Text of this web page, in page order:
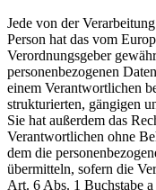
Jede von der
Person hat das vom
Verordnungsgeber
personenbezogenen
einem Verantwortlichen
strukturierten, gängigen
Sie hat außerdem das
Verantwortlichen ohne
dem die
übermitteln, sofern die
Art. 6 Abs. 1 Buchstabe